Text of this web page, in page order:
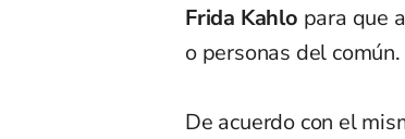
Frida Kahlo para que
o personas del común.
De acuerdo con el